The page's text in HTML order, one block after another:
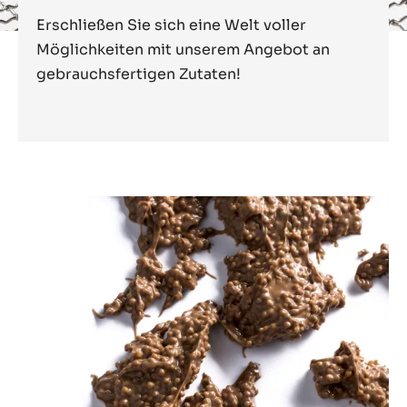
Erschließen Sie sich eine Welt voller
Möglichkeiten mit unserem Angebot an
gebrauchsfertigen Zutaten!